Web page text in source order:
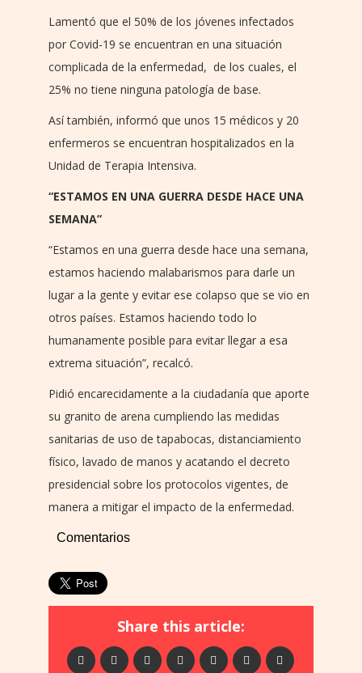
Lamentó que el 50% de los jóvenes infectados
por Covid-19 se encuentran en una situación
complicada de la enfermedad, de los cuales, el
25% no tiene ninguna patología de base.
Así también, informó que unos 15 médicos y 20
enfermeros se encuentran hospitalizados en la
Unidad de Terapia Intensiva.
“ESTAMOS EN UNA GUERRA DESDE HACE UNA
SEMANA”
“Estamos en una guerra desde hace una semana,
estamos haciendo malabarismos para darle un
lugar a la gente y evitar ese colapso que se vio en
otros países. Estamos haciendo todo lo
humanamente posible para evitar llegar a esa
extrema situación”, recalcó.
Pidió encarecidamente a la ciudadanía que aporte
su granito de arena cumpliendo las medidas
sanitarias de uso de tapabocas, distanciamiento
físico, lavado de manos y acatando el decreto
presidencial sobre los protocolos vigentes, de
manera a mitigar el impacto de la enfermedad.
Comentarios
Share this article: